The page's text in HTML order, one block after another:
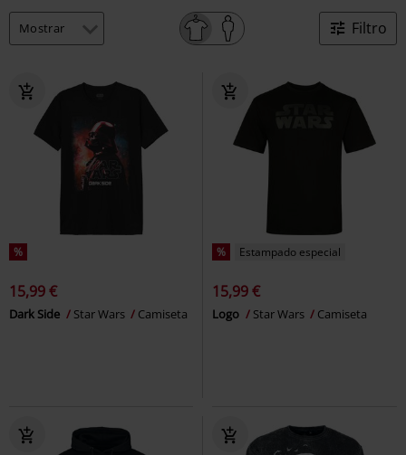
Filtro
%
15,99 €
Dark Side Star Wars Camiseta
% Estampado especial
15,99 €
Logo Star Wars Camiseta